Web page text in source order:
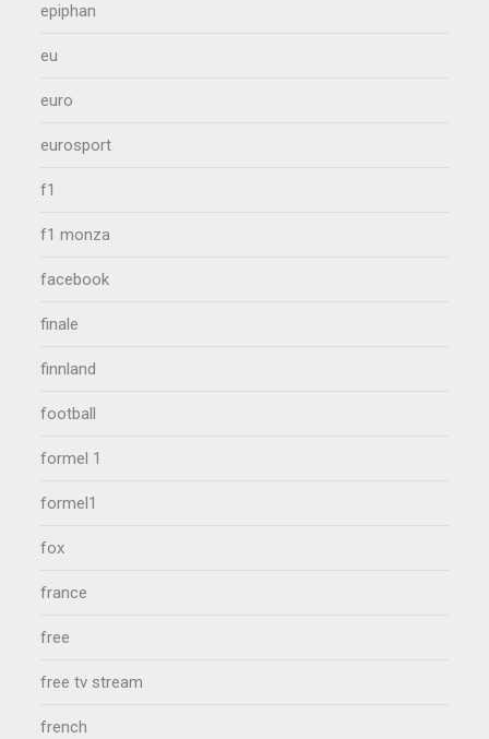
epiphan
eu
euro
eurosport
f1
f1 monza
facebook
finale
finnland
football
formel 1
formel1
fox
france
free
free tv stream
french